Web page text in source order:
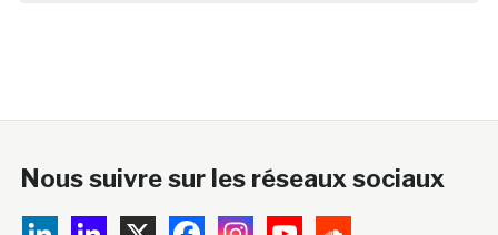
Nous suivre sur les réseaux sociaux